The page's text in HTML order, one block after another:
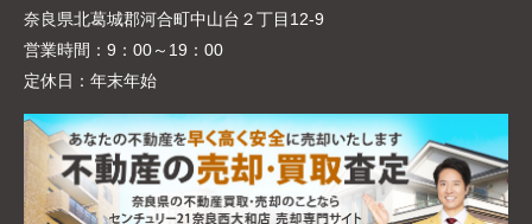
奈良県北葛城郡河合町中山台２丁目12-9
営業時間： 9：00～19：00
定休日： 年末年始